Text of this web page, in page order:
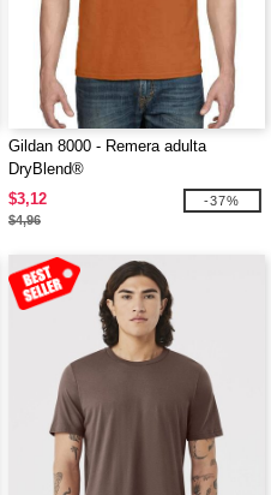
Gildan 8000 - Remera adulta
DryBlend®
$3,12
$4,96
-37%